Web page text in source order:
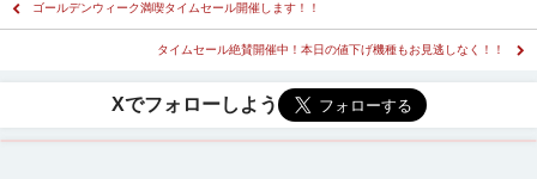
ゴールデンウィーク満喫タイムセール開催します！！
タイムセール絶賛開催中！本日の値下げ機種もお見逃しなく！！